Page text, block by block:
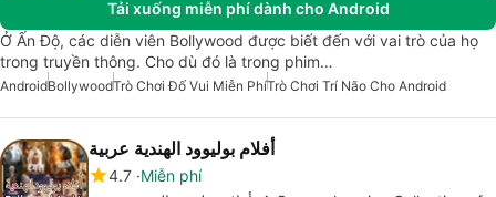
Tải xuống miễn phí dành cho Android
Ở Ấn Độ, các diễn viên Bollywood được biết đến với vai trò của họ
trong truyền thông. Cho dù đó là trong phim…
AndroidBollywoodTrò Chơi Đố Vui Miễn PhíTrò Chơi Trí Não Cho Android
أفلام بوليوود الهندية عربية
4.7 Miễn phí